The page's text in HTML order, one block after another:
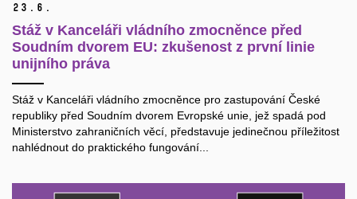
23. 6.
Stáž v Kanceláři vládního zmocněnce před
Soudním dvorem EU: zkušenost z první linie
unijního práva
Stáž v Kanceláři vládního zmocněnce pro zastupování České
republiky před Soudním dvorem Evropské unie, jež spadá pod
Ministerstvo zahraničních věcí, představuje jedinečnou příležitost
nahlédnout do praktického fungování...